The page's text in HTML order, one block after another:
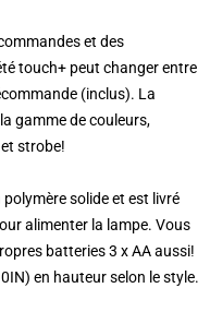
et des
touch+ peut changer entre
(inclus). La
gamme de couleurs,
strobe!
solide et est livré
alimenter la lampe. Vous
batteries 3 x AA aussi!
en hauteur selon le style.